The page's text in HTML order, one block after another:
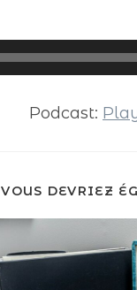
Podcast:
VOUS DEVRIEZ